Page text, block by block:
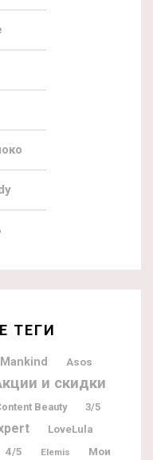
ТЕГИ
Mankind Asos
и скидки
Beauty 3/5
LoveLula
4/5 Elemis
Мои